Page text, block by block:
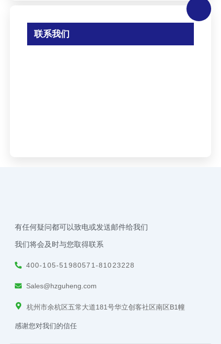
联系我们
有任何疑问都可以致电或发送邮件给我们
我们将会及时与您取得联系
400-105-51980571-81023228
Sales@hzguheng.com
杭州市余杭区五常大道181号华立创客社区南区B1幢
感谢您对我们的信任